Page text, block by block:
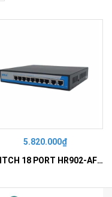
5.820.000₫
SWITCH 18 PORT HR902-AF162G-300 – Switch PoE 16 Cổng